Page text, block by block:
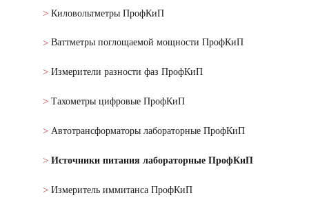
Киловольтметры ПрофКиП
Ваттметры поглощаемой мощности ПрофКиП
Измерители разности фаз ПрофКиП
Тахометры цифровые ПрофКиП
Автотрансформаторы лабораторные ПрофКиП
Источники питания лабораторные ПрофКиП
Измеритель иммитанса ПрофКиП